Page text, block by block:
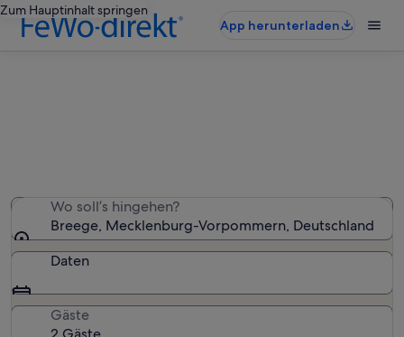
Zum Hauptinhalt springen
App herunterladen
Wo soll’s hingehen?
Breege, Mecklenburg-Vorpommern, Deutschland
Daten
Gäste